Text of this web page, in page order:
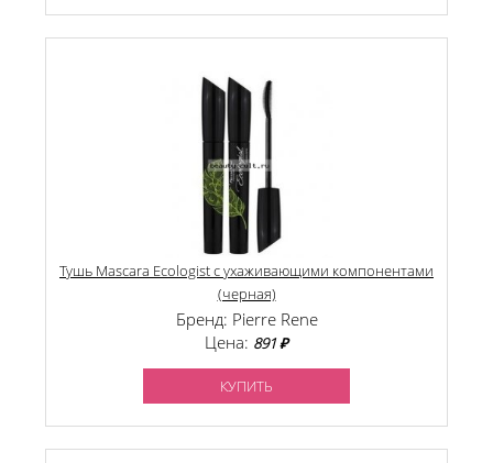
Тушь Mascara Ecologist c ухаживающими компонентами
(черная)
Бренд: Pierre Rene
Цена: 891 ₽
КУПИТЬ